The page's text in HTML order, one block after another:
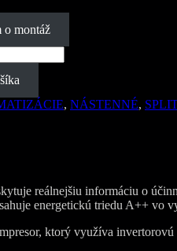
o montáž
, NÁSTENNÉ,
reálnejšiu informáciu o
energetickú triedu A++ vo
ktorý využíva